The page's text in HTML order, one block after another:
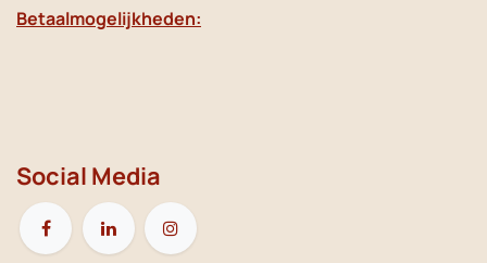
Betaalmogelijkheden:
Social Media